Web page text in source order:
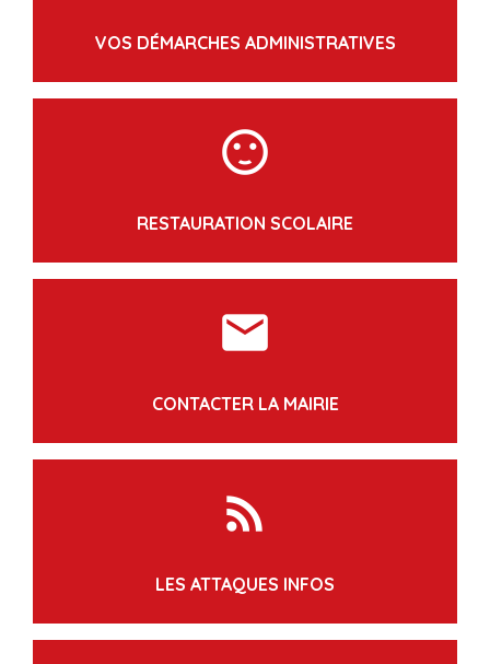
VOS DÉMARCHES ADMINISTRATIVES
sentiment_satisfied
RESTAURATION SCOLAIRE
markunread
CONTACTER LA MAIRIE
rss_feed
LES ATTAQUES INFOS